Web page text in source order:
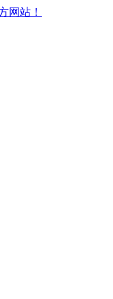
网站！